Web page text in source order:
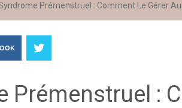
Prémenstruel : Comment Le Gérer
Prémenstruel :